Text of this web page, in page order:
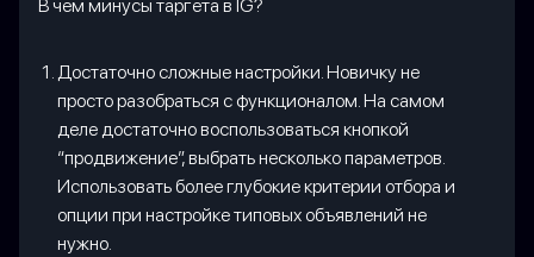
В чем минусы таргета в IG?
Достаточно сложные настройки. Новичку не
просто разобраться с функционалом. На самом
деле достаточно воспользоваться кнопкой
“продвижение”, выбрать несколько параметров.
Использовать более глубокие критерии отбора и
опции при настройке типовых объявлений не
нужно.